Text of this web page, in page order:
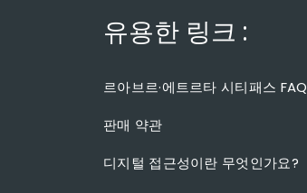
유용한 링크 :
르아브르·에트르타 시티패스 FAQ
판매 약관
디지털 접근성이란 무엇인가요?